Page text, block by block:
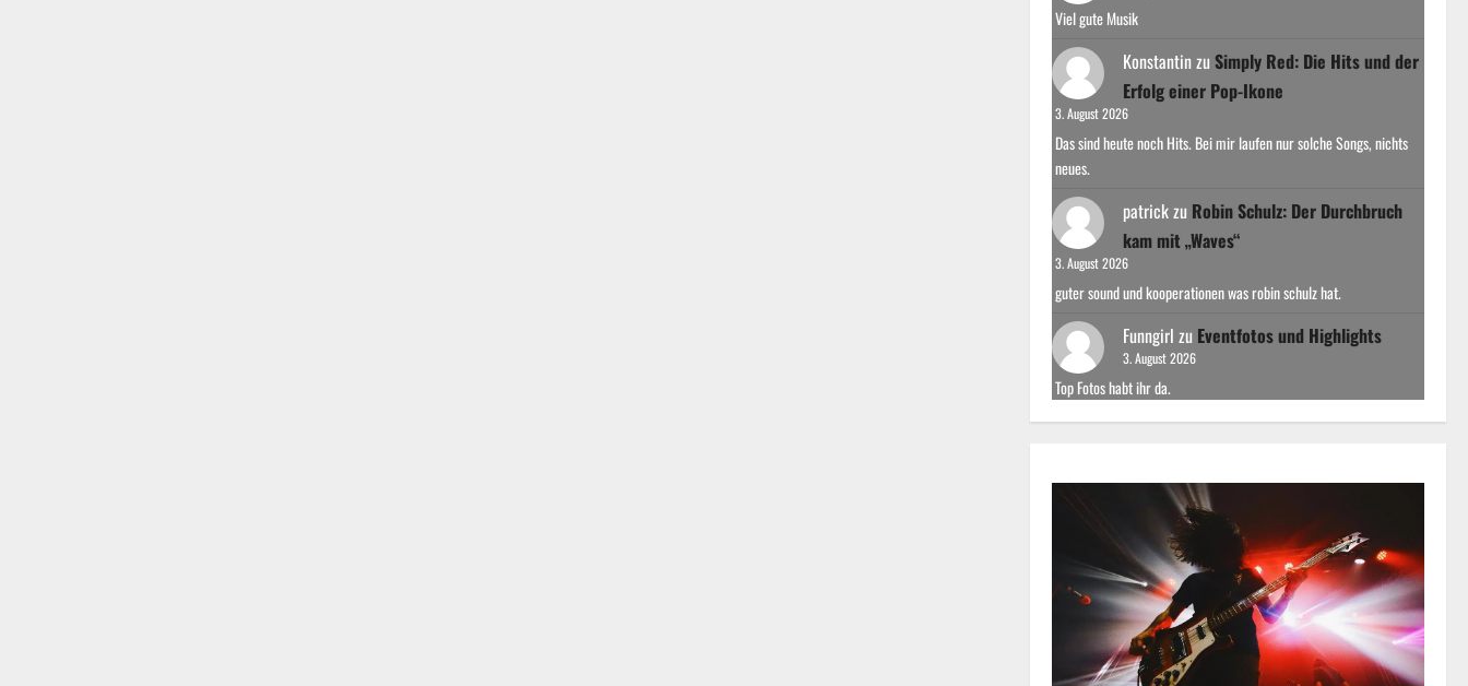
Viel gute Musik
Konstantinzu Simply Red: Die Hits und der
Erfolg einer Pop-Ikone
3. August 2026
Das sind heute noch Hits. Bei mir laufen nur solche Songs, nichts
neues.
patrickzu Robin Schulz: Der Durchbruch
kam mit „Waves“
3. August 2026
guter sound und kooperationen was robin schulz hat.
Funngirl zu Eventfotos und Highlights
3. August 2026
Top Fotos habt ihr da.